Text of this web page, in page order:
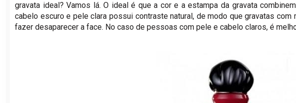
gravata ideal? Vamos lá. O ideal é que a cor e a estampa da gravata
cabelo escuro e pele clara possui contraste natural, de modo que gravatas
fazer desaparecer a face. No caso de pessoas com pele e cabelo claros, é